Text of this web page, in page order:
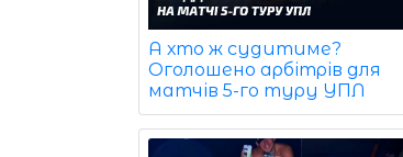
А хто ж судитиме?
Оголошено арбітрів для
матчів 5-го туру УПЛ